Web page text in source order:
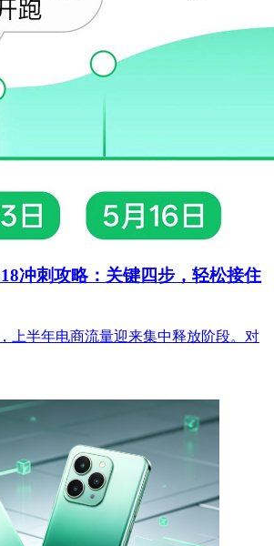
冲刺攻略：关键四步，轻松接住
上半年电商流量迎来集中释放阶段。对